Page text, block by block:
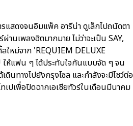
แสดงจนอิมแพ็ค อารีน่า ดูเล็กไปถนัดตา
นเพลงฮิตมากมาย ไม่ว่าจะเป็น SAY,
ใหม่จาก 'REQUIEM DELUXE
ให้แฟน ๆ ได้ประทับใจกันแบบจัด ๆ จน
นทางไปยังกรุงโซล และกำลังจะมีโชว์ต่อ
เปเพื่อปิดฉากเอเชียทัวร์ในเดือนมีนาคม